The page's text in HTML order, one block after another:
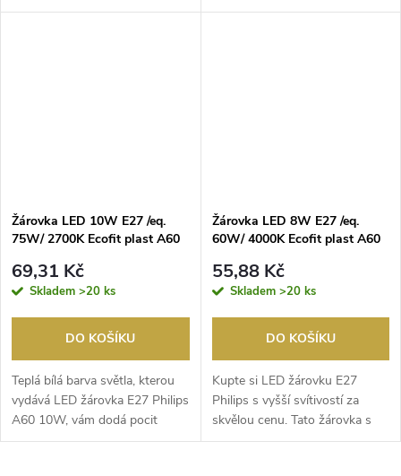
útulnosti a p...
nejběžnější veli...
Žárovka LED 10W E27 /eq.
75W/ 2700K Ecofit plast A60
69,31 Kč
Skladem >20 ks
DO KOŠÍKU
Teplá bílá barva světla, kterou
vydává LED žárovka E27 Philips
A60 10W, vám dodá pocit
útulnosti a p...
Žárovka LED 8W E27 /eq.
60W/ 4000K Ecofit plast A60
55,88 Kč
Skladem >20 ks
DO KOŠÍKU
Kupte si LED žárovku E27
Philips s vyšší svítivostí za
skvělou cenu. Tato žárovka s
nejběžnější veli...